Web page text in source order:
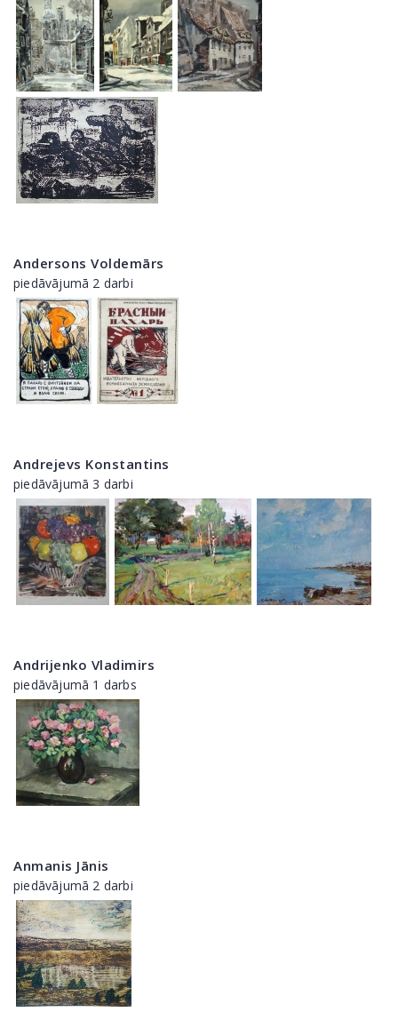
Andersons Voldemārs
piedāvājumā 2 darbi
Andrejevs Konstantins
piedāvājumā 3 darbi
Andrijenko Vladimirs
piedāvājumā 1 darbs
Anmanis Jānis
piedāvājumā 2 darbi